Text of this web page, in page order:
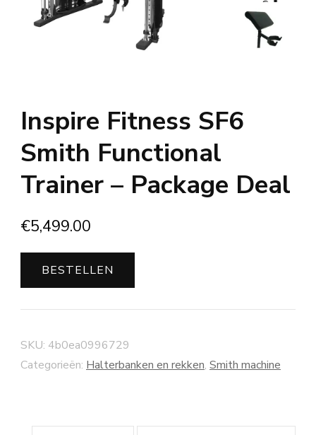
Inspire Fitness SF6
Smith Functional
Trainer – Package Deal
€5,499.00
BESTELLEN
SKU: 4b0ea0996729
Categorieën: Halterbanken en rekken, Smith machine